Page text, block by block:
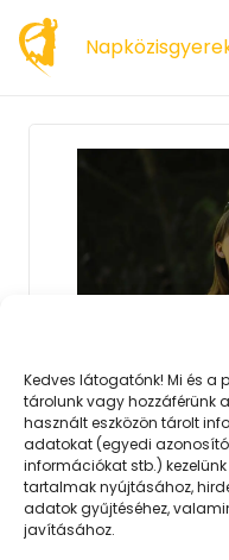
Kedves látogatónk! Mi és a
tárolunk vagy hozzáférünk
használt eszközön tárolt
adatokat (egyedi
információkat stb.)
tartalmak nyújtásához,
adatok gyűjtéséhez,
javításához.
2023. 02. 06.
Nevessünk
Egy tábor
egyformán